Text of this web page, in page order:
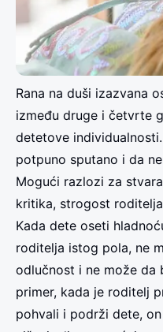
Rana na duši izazvana
između druge i četvrte
detetove
potpuno sputano i da
Mogući razlozi za
kritika, strogost
Kada dete oseti
roditelja istog pola, ne
odlučnost i ne može da
primer, kada je roditelj
pohvali i podrži dete,